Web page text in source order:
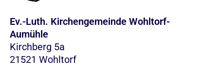
Ev.-Luth. Kirchengemeinde Wohltorf-
Aumühle
Kirchberg 5a
21521 Wohltorf